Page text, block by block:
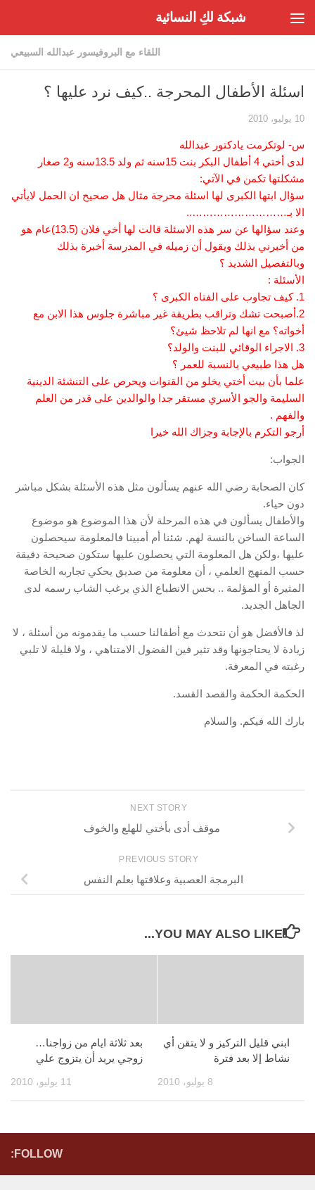
شبكة لكِ النسائية
اللقاء مع البروفيسور عبدالله السبيعي
اسئلة الأطفال المحرجة ..كيف نرد عليها ؟
10 يوليو، 2010
س- لوتكرمت يادكتور عبدالله
لدى أختي 4 أطفال البكر بنت 15سنه ثم ولد 13.5سنه و2 صغار
مشكلتها تكمن في الآتي:
سؤال ابتها الكبرى لها اسئلة محرجة مثال هل صحيح ان الحمل لايأتي
الا بـ………………………..
وعند سؤالها عن سر هذه الاسئلة قالت لها أخي فلان (13.5)عام هو
من أخبرني بذلك ويقول أن زميله في المدرسة أخبرة بذلك
وبالتفصيل الشديد ؟
الأسئلة :
1. كيف تجاوب على الفتاه الكبرى ؟
2.أصبحت تشك وتراقب بطريقة غير مباشرة جلوس هذا الابن مع
أخواته؟ مع انها لم تلاحظ شيئ؟
3. الاجراء الوقائي للبنت والولد؟
هل هذا طبيعي بالنسبة للعمر ؟
علما بأن بيت أختي يخلو من القنوات ويحرص على التنشئة الدينية
السليمة والجو الأسري مستقر جدا والوالدين على قدر من العلم
والفهم .
أرجو التكرم بالإجابة وجزاك الله خيرا
الجواب:
كان الصحابة رضي الله عنهم يسألون مثل هذه الأسئلة بشكل مباشر
دون حياء.
والأطفال يسألون في هذه المرحلة لأن هذا الموضوع هو موضوع
الساعة الساخن بالنسة لهم. شئنا أم أمبينا فالمعلومة سيحصلون
عليها ،ولكن هل المعلومة التي يحصلون عليها ستكون صحيحة دقيقة
حسب المنهج العلمي ، أن معلومة من صديق يحكي تجاربه الخاصة
المثيرة أو المؤلمة .. بحس الانطباع الذي يرغب الشاب رسمه لدى
الجاهل الجديد.
لذ فالأفضل هو أن نتحدث مع أطفالنا حسب ما يقدمونه من أسئلة ، لا
زيادة لا يحتاجونها وقد تثير فين الفضول الامتناهي ، ولا قليلة لا تلبي
رغبته في المعرفة.
الحكمة الحكمة والقصد القسد.
بارك الله فيكم. والسلام
NEXT STORY
موقف أدى بأختي للهلع والخوف
PREVIOUS STORY
البرمجة العصبية وعلاقتها بعلم النفس
YOU MAY ALSO LIKE...
بعد ثلاثة ايام من زواجنا…
زوجي يريد أن يتزوج علي
11 يوليو، 2010
ابني قليل التركيز و لا يتقن أي
نشاط إلا بعد فترة
8 يوليو، 2010
FOLLOW: